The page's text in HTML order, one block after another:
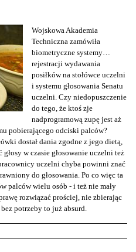
Wojskowa Akademia
Techniczna zamówiła
biometryczne systemy…
rejestracji wydawania
posiłków na stołówce uczelni
i systemu głosowania Senatu
uczelni. Czy niedopuszczenie
do tego, że ktoś zje
nadprogramową zupę jest aż
pobierającego odciski palców?
dostał dania zgodne z jego dietą,
w czasie głosowanie uczelni też
uczelni chyba powinni znać
do głosowania. Po co więc ta
palców wielu osób - i też nie mały
rozwiązać prościej, nie zbierając
potrzeby to już absurd.